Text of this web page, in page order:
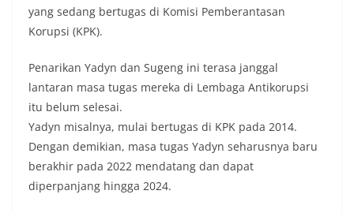
yang sedang bertugas di Komisi Pemberantasan
Korupsi (KPK).
Penarikan Yadyn dan Sugeng ini terasa janggal
lantaran masa tugas mereka di Lembaga Antikorupsi
itu belum selesai.
Yadyn misalnya, mulai bertugas di KPK pada 2014.
Dengan demikian, masa tugas Yadyn seharusnya baru
berakhir pada 2022 mendatang dan dapat
diperpanjang hingga 2024.